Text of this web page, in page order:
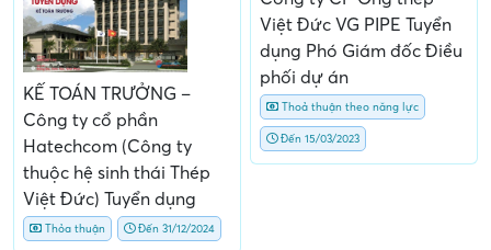
KẾ TOÁN TRƯỞNG –
Công ty cổ phần
Hatechcom (Công ty
thuộc hệ sinh thái Thép
Việt Đức) Tuyển dụng
Thỏa thuận Đến 31/12/2024
Việt Đức VG PIPE Tuyển
dụng Phó Giám đốc Điều
phối dự án
Thoả thuận theo năng lực
Đến 15/03/2023